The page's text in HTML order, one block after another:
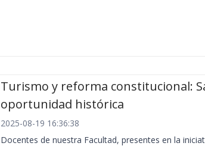
Turismo y reforma constitucional:
oportunidad histórica
2025-08-19 16:36:38
Docentes de nuestra Facultad, presentes en la